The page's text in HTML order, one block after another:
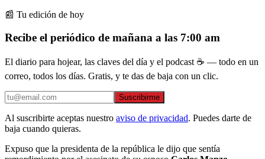
📰 Tu edición de hoy
Recibe el periódico de mañana a las 7:00 am
El diario para hojear, las claves del día y el podcast ☕ — todo en un
correo, todos los días. Gratis, y te das de baja con un clic.
Suscribirme
Al suscribirte aceptas nuestro aviso de privacidad. Puedes darte de
baja cuando quieras.
Expuso que la presidenta de la república le dijo que sentía